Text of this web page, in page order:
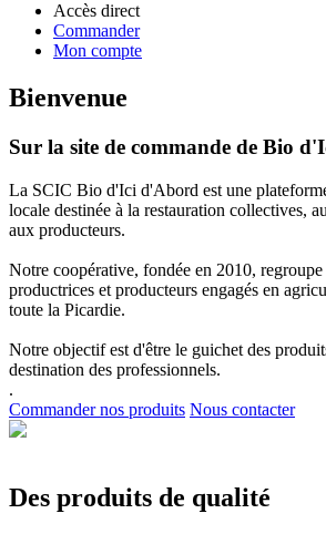
Accès direct
Commander
Mon compte
Bienvenue
Sur la site de commande de Bio
La SCIC Bio d'Ici d'Abord est une
locale destinée à la restauration collectives,
aux producteurs.
Notre coopérative, fondée en 2010,
productrices et producteurs engagés en
toute la Picardie.
Notre objectif est d'être le guichet des
destination des professionnels.
.
Commander nos produits Nous contacter
Des produits de qualité